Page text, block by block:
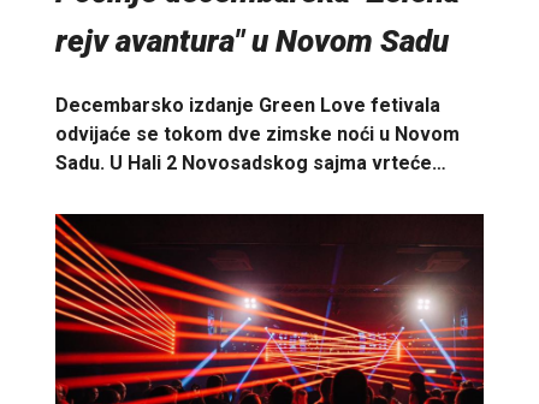
rejv avantura" u Novom Sadu
Decembarsko izdanje Green Love fetivala
odvijaće se tokom dve zimske noći u Novom
Sadu. U Hali 2 Novosadskog sajma vrteće…